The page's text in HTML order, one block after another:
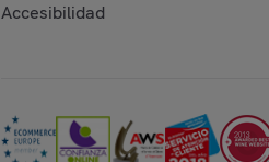
Accesibilidad